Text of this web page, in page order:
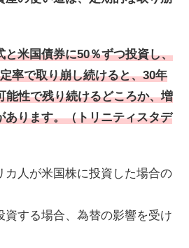
と米国債券に50％ずつ投資し、
率で取り崩し続けると、30年
能性で残り続けるどころか、増
あります。（トリニティスタデ
カ人が米国株に投資した場合の
資する場合、為替の影響を受け